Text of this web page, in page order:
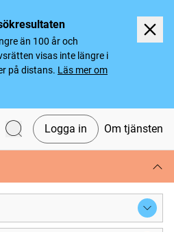
än 100 år och
visas inte längre i
på distans. Läs mer om
Logga in Om tjänsten